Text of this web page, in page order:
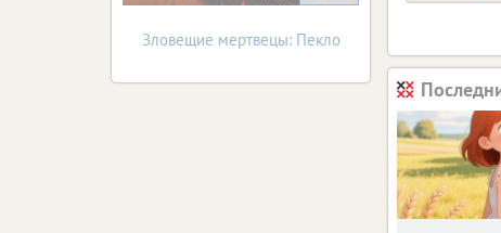
Зловещие мертвецы: Пекло